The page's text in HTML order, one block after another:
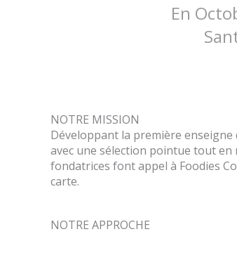
En
NOTRE MISSION
Développant la première
avec une sélection pointue tout
fondatrices font appel à Foodies
carte.
NOTRE APPROCHE